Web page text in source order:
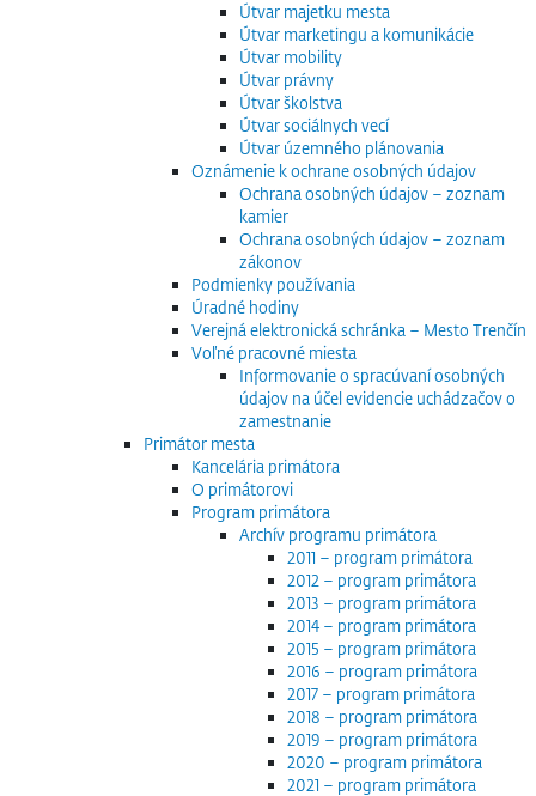
Útvar majetku mesta
Útvar marketingu a komunikácie
Útvar mobility
Útvar právny
Útvar školstva
Útvar sociálnych vecí
Útvar územného plánovania
Oznámenie k ochrane osobných údajov
Ochrana osobných údajov – zoznam
kamier
Ochrana osobných údajov – zoznam
zákonov
Podmienky používania
Úradné hodiny
Verejná elektronická schránka – Mesto Trenčín
Voľné pracovné miesta
Informovanie o spracúvaní osobných
údajov na účel evidencie uchádzačov o
zamestnanie
Primátor mesta
Kancelária primátora
O primátorovi
Program primátora
Archív programu primátora
2011 – program primátora
2012 – program primátora
2013 – program primátora
2014 – program primátora
2015 – program primátora
2016 – program primátora
2017 – program primátora
2018 – program primátora
2019 – program primátora
2020 – program primátora
2021 – program primátora